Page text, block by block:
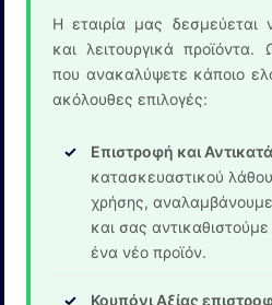
Η εταιρία μας δεσμεύεται
και λειτουργικά
που ανακαλύψετε κάποιο
ακόλουθες επιλογές:
Επιστροφή και
κατασκευαστικού
χρήσης,
και σας
ένα νέο προϊόν.
Κουπόνι Αξίας